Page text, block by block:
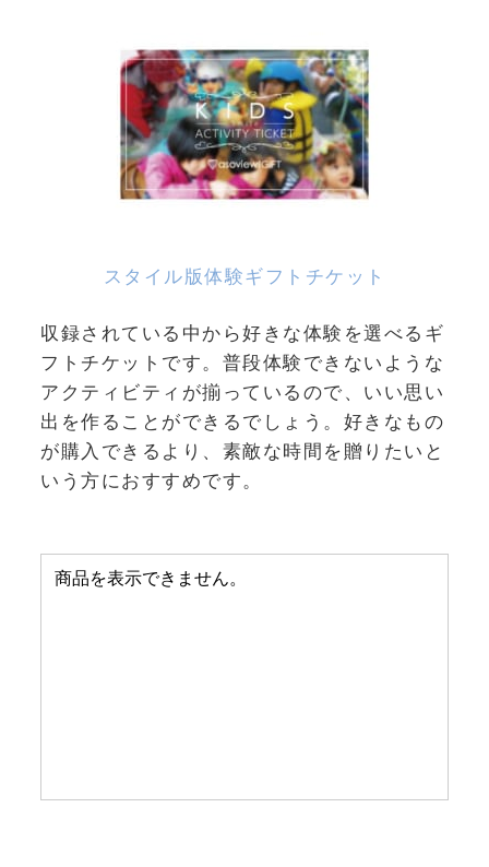
スタイル版体験ギフトチケット
収録されている中から好きな体験を選べるギ
フトチケットです。普段体験できないような
アクティビティが揃っているので、いい思い
出を作ることができるでしょう。好きなもの
が購入できるより、素敵な時間を贈りたいと
いう方におすすめです。